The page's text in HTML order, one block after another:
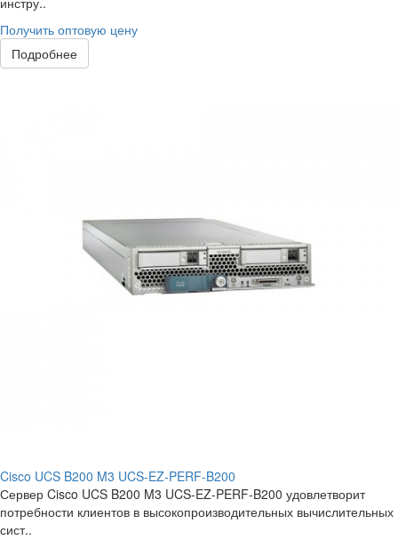
Получить оптовую цену
Подробнее
Cisco UCS B200 M3 UCS-EZ-PERF-B200
Сервер Cisco UCS B200 M3 UCS-EZ-PERF-B200 удовлетворит
потребности клиентов в высокопроизводительных вычислительных
сист..